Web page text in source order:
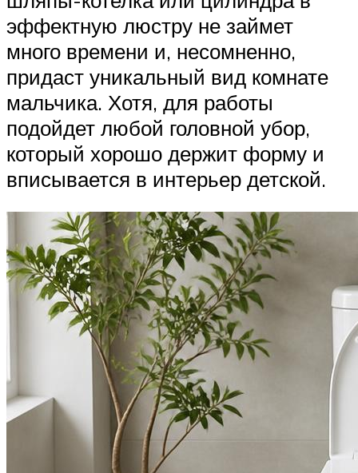
эффектную люстру не займет
много времени и, несомненно,
придаст уникальный вид комнате
мальчика. Хотя, для работы
подойдет любой головной убор,
который хорошо держит форму и
вписывается в интерьер детской.